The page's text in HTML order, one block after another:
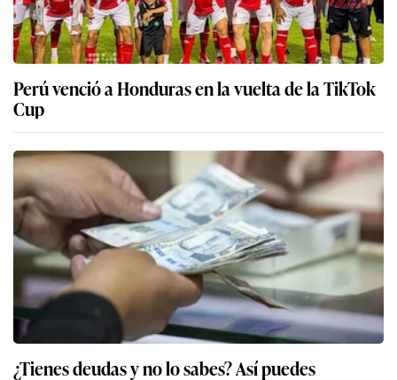
Perú venció a Honduras en la vuelta de la TikTok
Cup
¿Tienes deudas y no lo sabes? Así puedes